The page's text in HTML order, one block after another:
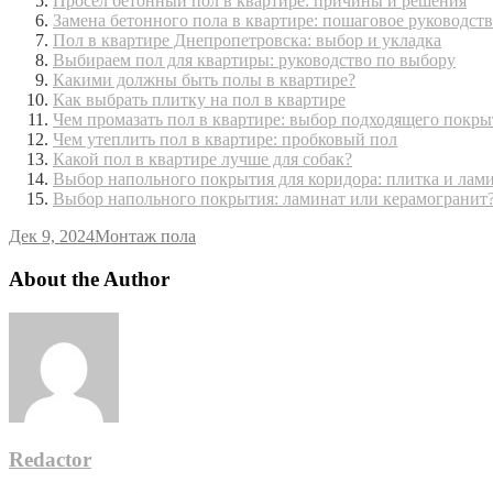
Замена бетонного пола в квартире: пошаговое
Пол в квартире Днепропетровска: выбор и укладка
Выбираем пол для квартиры: руководство по выбору
Какими должны быть полы в квартире?
Как выбрать плитку на пол в квартире
Чем промазать пол в квартире: выбор подходящего
Чем утеплить пол в квартире: пробковый пол
Какой пол в квартире лучше для собак?
Выбор напольного покрытия для коридора: плитка и
Выбор напольного покрытия: ламинат или
Дек 9, 2024Монтаж пола
About the Author
Redactor